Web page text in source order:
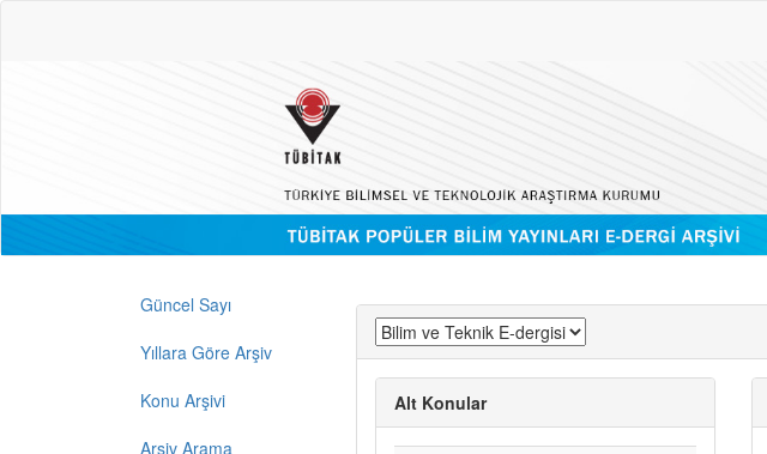
Güncel Sayı
Yıllara Göre Arşiv
Konu Arşivi
Arşiv Arama
Alt Konular